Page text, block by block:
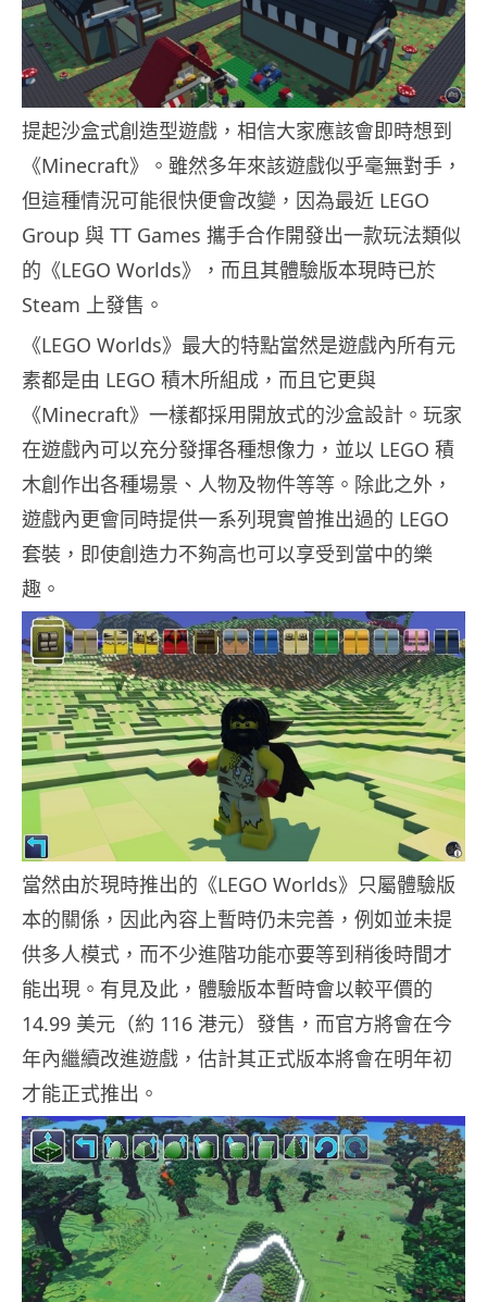
提起沙盒式創造型遊戲，相信大家應該會即時想到
《Minecraft》。雖然多年來該遊戲似乎毫無對手，
但這種情況可能很快便會改變，因為最近 LEGO
Group 與 TT Games 攜手合作開發出一款玩法類似
的《LEGO Worlds》，而且其體驗版本現時已於
Steam 上發售。
《LEGO Worlds》最大的特點當然是遊戲內所有元
素都是由 LEGO 積木所組成，而且它更與
《Minecraft》一樣都採用開放式的沙盒設計。玩家
在遊戲內可以充分發揮各種想像力，並以 LEGO 積
木創作出各種場景、人物及物件等等。除此之外，
遊戲內更會同時提供一系列現實曾推出過的 LEGO
套裝，即使創造力不夠高也可以享受到當中的樂
趣。
當然由於現時推出的《LEGO Worlds》只屬體驗版
本的關係，因此內容上暫時仍未完善，例如並未提
供多人模式，而不少進階功能亦要等到稍後時間才
能出現。有見及此，體驗版本暫時會以較平價的
14.99 美元（約 116 港元）發售，而官方將會在今
年內繼續改進遊戲，估計其正式版本將會在明年初
才能正式推出。